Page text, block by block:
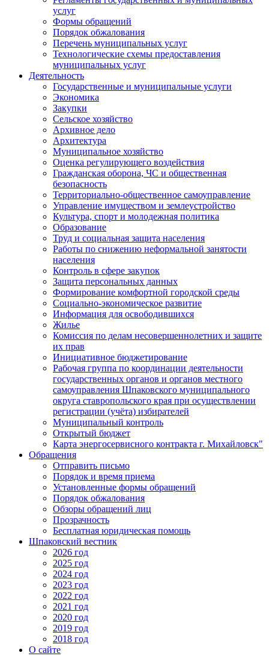
услуг
Формы обращений
Порядок обжалования
Перечень муниципальных услуг
Технологические схемы предоставления
муниципальных услуг
Деятельность
Государственные и муниципальные услуги
Экономика
Закупки
Сельское хозяйство
Архивное дело
Архитектура
Муниципальное хозяйство
Оценка регулирующего воздействия
Гражданская оборона, ЧС и общественная
безопасность
Территориально-общественное самоуправление
Управление имуществом и землеустройство
Культура, спорт и молодежная политика
Образование
Труд и социальная защита населения
Работы по снижению неформальной занятости
населения
Контроль в сфере закупок
Защита персональных данных
Формирование комфортной городской среды
Социально-экономическое развитие
Информация для освободившихся
Жилье
Комиссия по делам несовершеннолетних и защите
их прав
Инициативное бюджетирование
Рабочая группа по координации деятельности
государственных органов и органов местного
самоуправления Шпаковского муниципального
округа ставропольского края при осуществлении
регистрации (учёта) избирателей
Муниципальный контроль
Открытый бюджет
Карта энергосервисного контракта г. Михайловск"
Обращения
Отправить письмо
Порядок и время приема
Установленные формы обращений
Порядок обжалования
Обзоры обращений лиц
Прозрачность
Бесплатная юридическая помощь
Шпаковский вестник
2026 год
2025 год
2024 год
2023 год
2022 год
2021 год
2020 год
2019 год
2018 год
О сайте